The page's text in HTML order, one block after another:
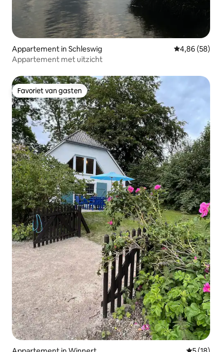
Appartement in Schleswig Gemiddelde
4,86 (58)
Appartement met uitzicht
Favoriet van gasten
Favoriet van gasten